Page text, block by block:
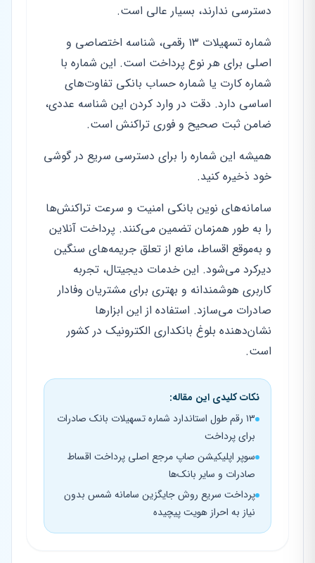
دسترسی ندارند، بسیار عالی است.
شماره تسهیلات ۱۳ رقمی، شناسه اختصاصی و
اصلی برای هر نوع پرداخت است. این شماره با
شماره کارت یا شماره حساب بانکی تفاوت‌های
اساسی دارد. دقت در وارد کردن این شناسه عددی،
ضامن ثبت صحیح و فوری تراکنش است.
همیشه این شماره را برای دسترسی سریع در گوشی
خود ذخیره کنید.
سامانه‌های نوین بانکی امنیت و سرعت تراکنش‌ها
را به طور همزمان تضمین می‌کنند. پرداخت آنلاین
و به‌موقع اقساط، مانع از تعلق جریمه‌های سنگین
دیرکرد می‌شود. این خدمات دیجیتال، تجربه
کاربری هوشمندانه و بهتری برای مشتریان وفادار
صادرات می‌سازد. استفاده از این ابزارها
نشان‌دهنده بلوغ بانکداری الکترونیک در کشور
است.
نکات کلیدی این مقاله:
۱۳ رقم طول استاندارد شماره تسهیلات بانک صادرات
برای پرداخت
سوپر اپلیکیشن صاپ مرجع اصلی پرداخت اقساط
صادرات و سایر بانک‌ها
پرداخت سریع روش جایگزین سامانه شمس بدون
نیاز به احراز هویت پیچیده